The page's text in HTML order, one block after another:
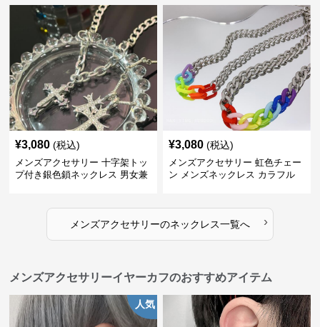
¥3,080 (税込)
メンズアクセサリー 十字架トッ
プ付き銀色鎖ネックレス 男女兼
¥3,080 (税込)
メンズアクセサリー 虹色チェー
ン メンズネックレス カラフル
メンズアクセサリーのネックレス一覧へ ›
メンズアクセサリーイヤーカフのおすすめアイテム
人気